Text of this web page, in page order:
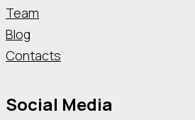
Team
Blog
Contacts
Social Media